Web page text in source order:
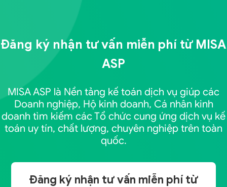
Đăng ký nhận tư vấn miễn phí từ MISA
ASP
MISA ASP là Nền tảng kế toán dịch vụ giúp các
Doanh nghiệp, Hộ kinh doanh, Cá nhân kinh
doanh tìm kiếm các Tổ chức cung ứng dịch vụ kế
toán uy tín, chất lượng, chuyên nghiệp trên toàn
quốc.
Đăng ký nhận tư vấn miễn phí từ